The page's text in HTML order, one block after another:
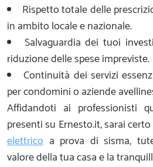
Rispetto totale delle
in ambito locale e nazionale.
Salvaguardia dei tuoi
riduzione delle spese impreviste.
Continuità dei servizi
per condomini o aziende
Affidandoti ai professionisti
presenti su Ernesto.it, sarai
elettrico a prova di sisma,
valore della tua casa e la